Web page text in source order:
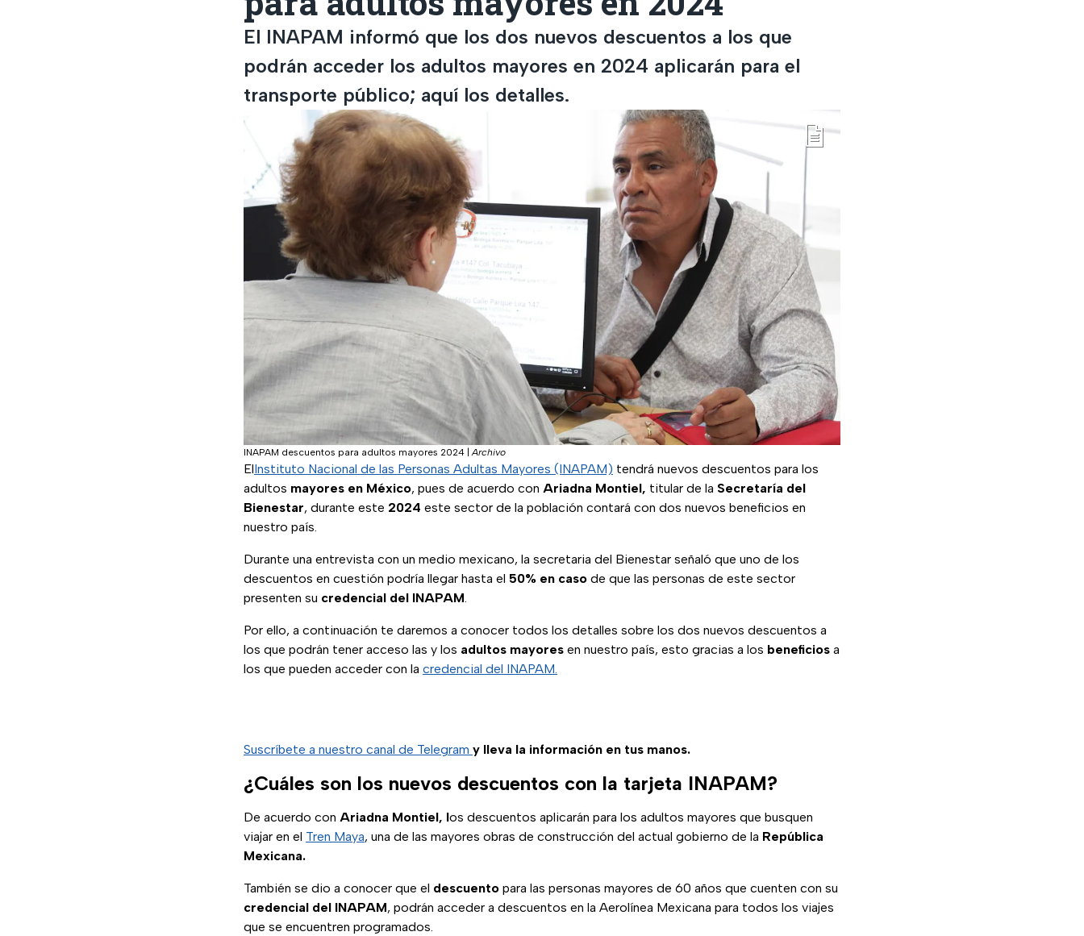
El INAPAM informó que los dos nuevos descuentos a los que
podrán acceder los adultos mayores en 2024 aplicarán para el
transporte público; aquí los detalles.
INAPAM descuentos para adultos mayores 2024 |Archivo
ElInstituto Nacional de las Personas Adultas Mayores (INAPAM) tendrá nuevos descuentos para los
adultos mayores en México, pues de acuerdo con Ariadna Montiel, titular de la Secretaría del
Bienestar, durante este 2024 este sector de la población contará con dos nuevos beneficios en
nuestro país.
Durante una entrevista con un medio mexicano, la secretaria del Bienestar señaló que uno de los
descuentos en cuestión podría llegar hasta el 50% en caso de que las personas de este sector
presenten su credencial del INAPAM.
Por ello, a continuación te daremos a conocer todos los detalles sobre los dos nuevos descuentos a
los que podrán tener acceso las y los adultos mayores en nuestro país, esto gracias a los beneficios a
los que pueden acceder con la credencial del INAPAM.
Suscríbete a nuestro canal de Telegram y lleva la información en tus manos.
¿Cuáles son los nuevos descuentos con la tarjeta INAPAM?
De acuerdo con Ariadna Montiel, los descuentos aplicarán para los adultos mayores que busquen
viajar en el Tren Maya, una de las mayores obras de construcción del actual gobierno de la República
Mexicana.
También se dio a conocer que el descuento para las personas mayores de 60 años que cuenten con su
credencial del INAPAM, podrán acceder a descuentos en la Aerolínea Mexicana para todos los viajes
que se encuentren programados.